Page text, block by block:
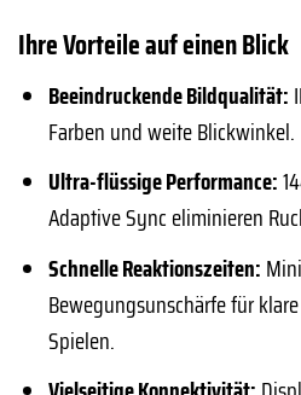
Ihre Vorteile auf einen Blick
Beeindruckende Bildqualität:
Farben und weite Blickwinkel.
Ultra-flüssige Performance:
Adaptive Sync eliminieren
Schnelle Reaktionszeiten:
Bewegungsunschärfe für
Spielen.